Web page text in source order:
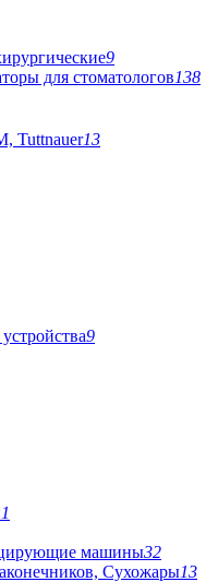
9
для стоматологов138
Tuttnauer13
9
1
машины32
Сухожары13